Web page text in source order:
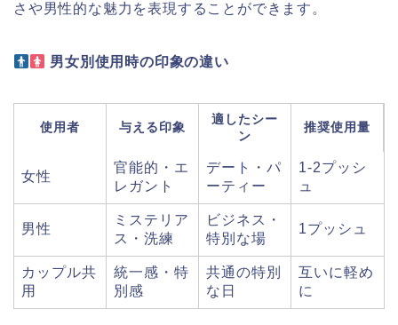
さや男性的な魅力を表現することができます。
男女別使用時の印象の違い
使用者 与える印象
適したシー
ン
推奨使用量
女性
官能的・エ
レガント
デート・パ
ーティー
1-2プッシ
ュ
男性
ミステリア
ス・洗練
ビジネス・
特別な場
1プッシュ
カップル共
用
統一感・特
別感
共通の特別
な日
互いに軽め
に